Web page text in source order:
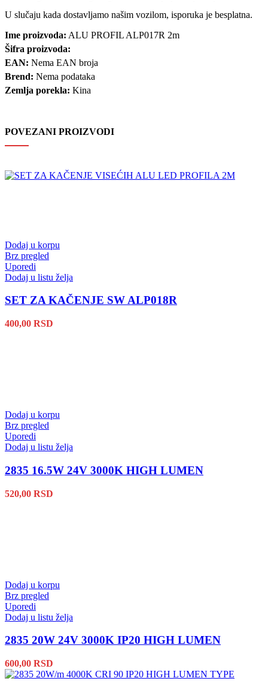
U slučaju kada dostavljamo našim vozilom, isporuka je besplatna.
Ime proizvoda: ALU PROFIL ALP017R 2m
Šifra proizvoda:
EAN: Nema EAN broja
Brend: Nema podataka
Zemlja porekla: Kina
POVEZANI PROIZVODI
Dodaj u korpu
Brz pregled
Uporedi
Dodaj u listu želja
SET ZA KAČENJE SW ALP018R
400,00 RSD
Dodaj u korpu
Brz pregled
Uporedi
Dodaj u listu želja
2835 16.5W 24V 3000K HIGH LUMEN
520,00 RSD
Dodaj u korpu
Brz pregled
Uporedi
Dodaj u listu želja
2835 20W 24V 3000K IP20 HIGH LUMEN
600,00 RSD